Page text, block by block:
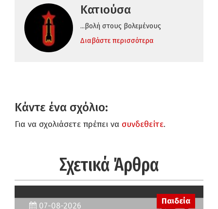
Κατιούσα
...βολή στους βολεμένους
Διαβάστε περισσότερα
Κάντε ένα σχόλιο:
Για να σχολιάσετε πρέπει να συνδεθείτε.
Σχετικά Άρθρα
Παιδεία
07-08-2026